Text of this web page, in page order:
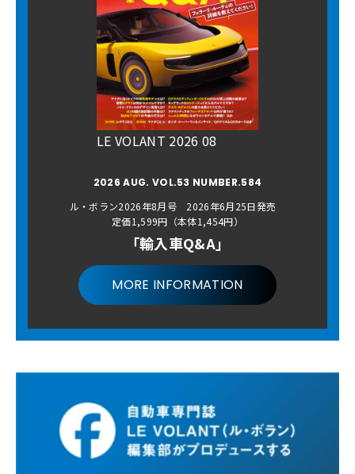
LE VOLANT 2026 08
2026 AUG. VOL.53 NUMBER.584
ル・ボラン2026年8月号 2026年6月25日発売
定価1,599円（本体1,454円）
「輸入車Q&A」
MORE INFORMATION